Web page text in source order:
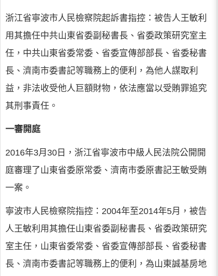
浙江省寧波市人民檢察院起訴書指控：被告人王敏利
用其擔任中共山東省委副秘書長、省委政策研究室主
任，中共山東省委常委、省委宣傳部部長、省委秘書
長、濟南市委書記等職務上的便利，為他人謀取利
益，非法收受他人巨額財物，依法應當以受賄罪追究
其刑事責任。
一審開庭
2016年3月30日，浙江省寧波市中級人民法院公開開
庭審理了山東省委原常委、濟南市委原書記王敏受賄
一案。
寧波市人民檢察院指控：2004年至2014年5月，被告
人王敏利用其擔任山東省委副秘書長、省委政策研究
室主任，山東省委常委、省委宣傳部部長、省委秘書
長、濟南市委書記等職務上的便利，為山東誠基房地